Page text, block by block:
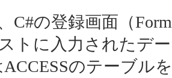
C#の登録画面（
トに入力されたデ
のテーブル